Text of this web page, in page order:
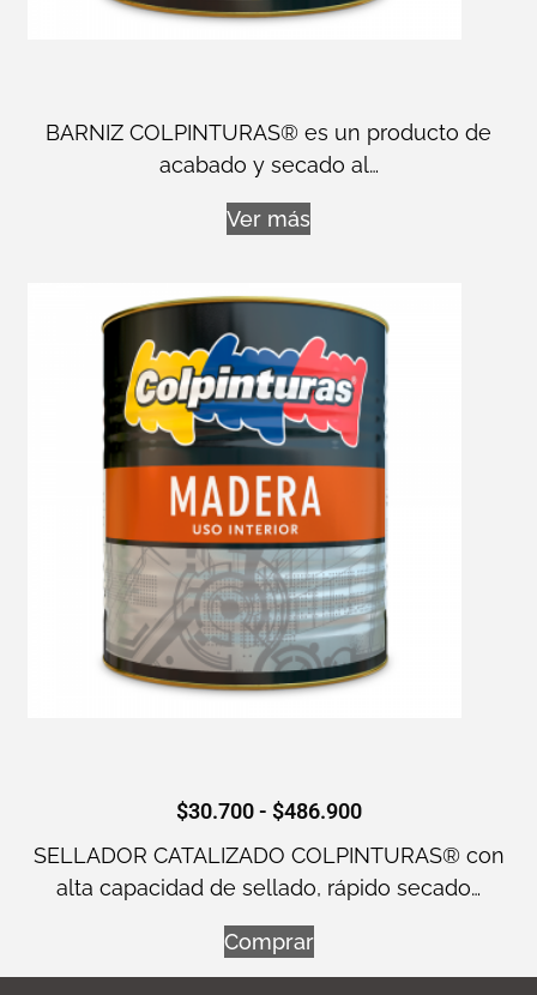
BARNIZ COLPINTURAS® es un producto de
acabado y secado al…
Ver más
$30.700 - $486.900
SELLADOR CATALIZADO COLPINTURAS® con
alta capacidad de sellado, rápido secado…
Comprar